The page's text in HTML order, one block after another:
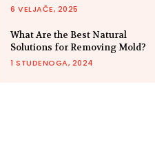
6 VELJAČE, 2025
What Are the Best Natural
Solutions for Removing Mold?
1 STUDENOGA, 2024